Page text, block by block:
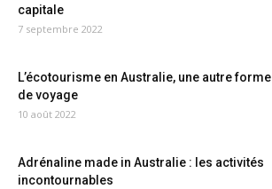
capitale
7 septembre 2022
L’écotourisme en Australie, une autre forme
de voyage
10 août 2022
Adrénaline made in Australie : les activités
incontournables